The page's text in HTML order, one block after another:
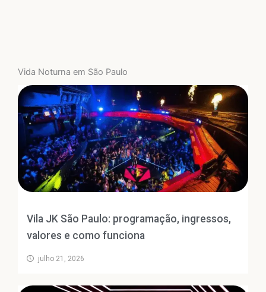
Vida Noturna em São Paulo
Vila JK São Paulo: programação, ingressos,
valores e como funciona
julho 21, 2026